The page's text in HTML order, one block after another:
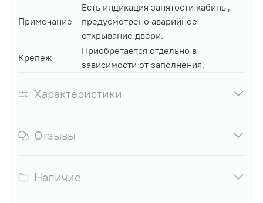
Примечание
Есть индикация занятости кабины,
предусмотрено аварийное
открывание двери.
Крепеж
Приобретается отдельно в
зависимости от заполнения.
Характеристики
Отзывы
Наличие